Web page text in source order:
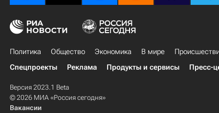
Политика Общество Экономика В мире
Спецпроекты
Реклама Продукты и сервисы Пресс-
Версия 2023.1 Beta
© 2026 МИА «Россия сегодня»
Вакансии